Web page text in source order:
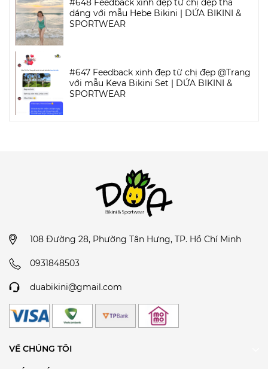
#648 Feedback xinh đẹp từ chị đẹp thả
dáng với mẫu Hebe Bikini | DỨA BIKINI &
SPORTWEAR
#647 Feedback xinh đẹp từ chị đẹp @Trang
với mẫu Keva Bikini Set | DỨA BIKINI &
SPORTWEAR
108 Đường 28, Phường Tân Hưng, TP. Hồ Chí Minh
0931848503
duabikini@gmail.com
VỀ CHÚNG TÔI